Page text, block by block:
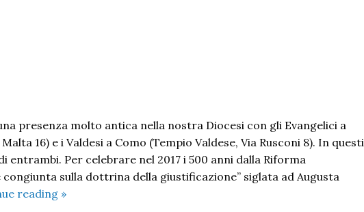
presenza molto antica nella nostra Diocesi con gli Evangelici a
16) e i Valdesi a Como (Tempio Valdese, Via Rusconi 8). In questi
entrambi. Per celebrare nel 2017 i 500 anni dalla Riforma
sulla dottrina della giustificazione” siglata ad Augusta
reading Riforma
»